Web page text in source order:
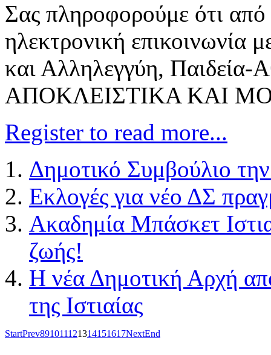
Σας πληροφορούμε ότι από
ηλεκτρονική
και Αλληλεγγύη, Παιδεία-
ΑΠΟΚΛΕΙΣΤΙΚΑ ΚΑΙ
Register to read more...
Δημοτικό Συμβούλιο
Εκλογές για νέο ΔΣ
Ακαδημία Μπάσκετ
ζωής!
H νέα Δημοτική Αρχή
της Ιστιαίας
StartPrev891011121314151617NextEnd